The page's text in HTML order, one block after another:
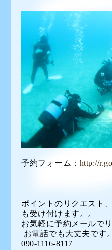
予約フォーム： http://
ポイントのリクエスト
も受け付けます。。
お気軽に予約メールで
お電話でも大丈夫です。
090-1116-8117